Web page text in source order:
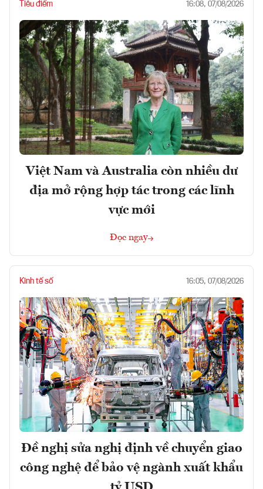
Tiêu điểm 16:08, 07/08/2026
Việt Nam và Australia còn nhiều dư
địa mở rộng hợp tác trong các lĩnh
vực mới
Đọc ngay
Kinh tế số 16:05, 07/08/2026
Đề nghị sửa nghị định về chuyển giao
công nghệ để bảo vệ ngành xuất khẩu